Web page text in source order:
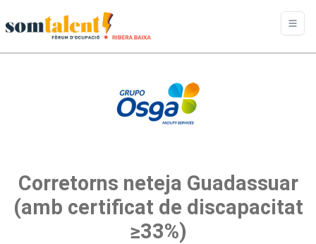
Corretorns neteja Guadassuar
(amb certificat de discapacitat
≥33%)